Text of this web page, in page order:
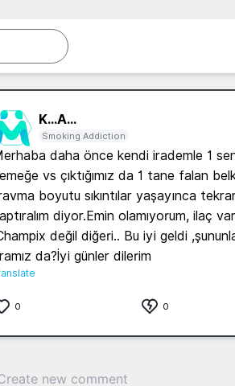
K...A...
Smoking Addiction
daha önce kendi irademle 1
vs çıktığımız da 1 tane falan
boyutu sıkıntılar yaşayınca
diyor.Emin olamıyorum, ilaç
değil diğeri.. Bu iyi geldi
da?İyi günler dilerim
0 0